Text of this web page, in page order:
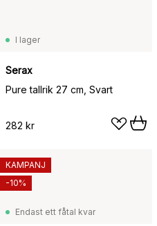
I lager
Serax
Pure tallrik 27 cm, Svart
282 kr
Endast ett fåtal kvar
KAMPANJ
-10%